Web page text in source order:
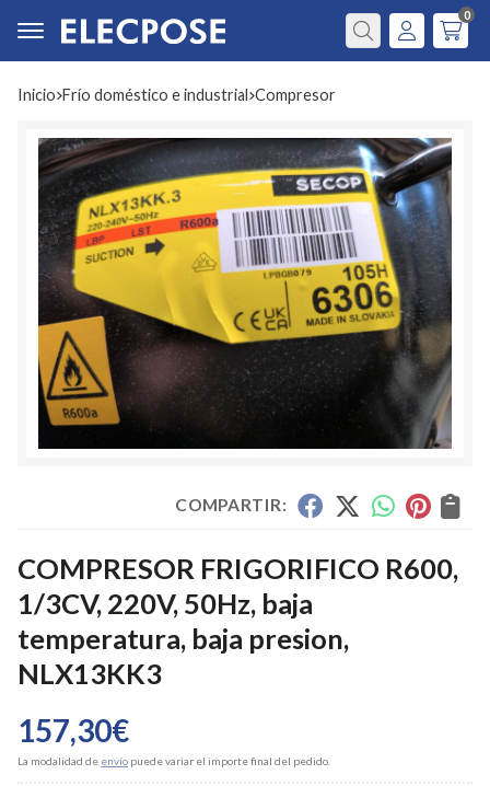
Buscar
0
Inicio frío doméstico e industrial compresor
COMPARTIR:
COMPRESOR FRIGORIFICO R600,
1/3CV, 220V, 50Hz, baja
temperatura, baja presion,
NLX13KK3
157,30€
La modalidad de envío puede variar el importe final del pedido.